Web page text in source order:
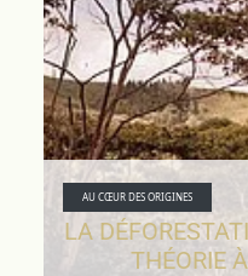
AU CŒUR DES ORIGINES
LA
THÉORIE